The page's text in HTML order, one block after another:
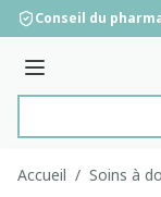
Aller au contenu
Conseil du
Menu
Accueil / Soins à